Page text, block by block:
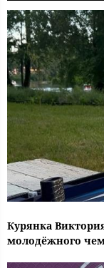
Курянка
молодёжного